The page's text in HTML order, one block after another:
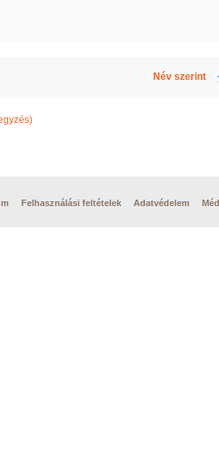
Név szerint
Felhasználási feltételek Adatvédelem